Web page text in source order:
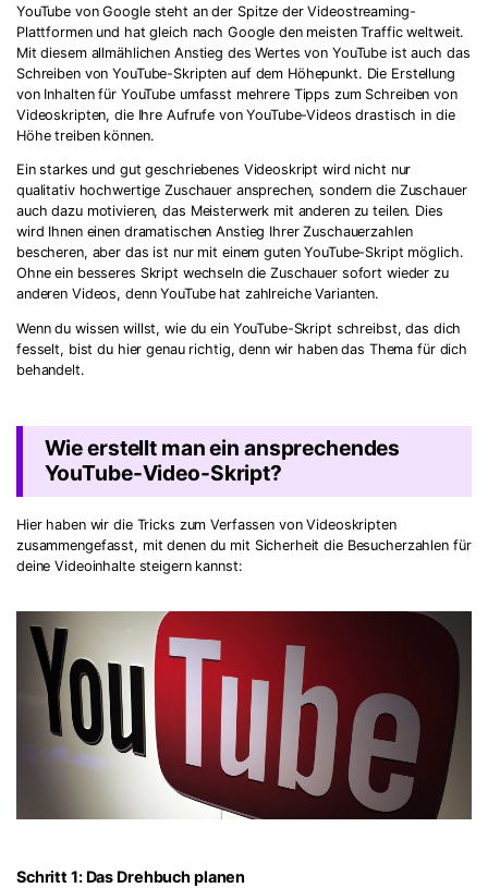
YouTube von Google steht an der Spitze der Videostreaming-
Plattformen und hat gleich nach Google den meisten Traffic weltweit.
Mit diesem allmählichen Anstieg des Wertes von YouTube ist auch das
Schreiben von YouTube-Skripten auf dem Höhepunkt. Die Erstellung
von Inhalten für YouTube umfasst mehrere Tipps zum Schreiben von
Videoskripten, die Ihre Aufrufe von YouTube-Videos drastisch in die
Höhe treiben können.
Ein starkes und gut geschriebenes Videoskript wird nicht nur
qualitativ hochwertige Zuschauer ansprechen, sondern die Zuschauer
auch dazu motivieren, das Meisterwerk mit anderen zu teilen. Dies
wird Ihnen einen dramatischen Anstieg Ihrer Zuschauerzahlen
bescheren, aber das ist nur mit einem guten YouTube-Skript möglich.
Ohne ein besseres Skript wechseln die Zuschauer sofort wieder zu
anderen Videos, denn YouTube hat zahlreiche Varianten.
Wenn du wissen willst, wie du ein YouTube-Skript schreibst, das dich
fesselt, bist du hier genau richtig, denn wir haben das Thema für dich
behandelt.
Wie erstellt man ein ansprechendes
YouTube-Video-Skript?
Hier haben wir die Tricks zum Verfassen von Videoskripten
zusammengefasst, mit denen du mit Sicherheit die Besucherzahlen für
deine Videoinhalte steigern kannst:
Schritt 1: Das Drehbuch planen